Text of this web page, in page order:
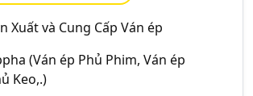
Xuất và Cung Cấp Ván ép
(Ván ép Phủ Phim, Ván ép
Keo,.)